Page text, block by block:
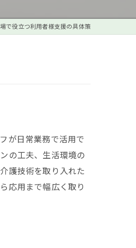
で役立つ利用者様支援の具体策
が日常業務で活用で
の工夫、生活環境の
護技術を取り入れた
応用まで幅広く取り